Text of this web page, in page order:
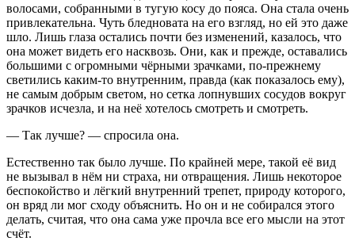
волосами, собранными в тугую косу до пояса. Она стала очень
привлекательна. Чуть бледновата на его взгляд, но ей это даже
шло. Лишь глаза остались почти без изменений, казалось, что
она может видеть его насквозь. Они, как и прежде, оставались
большими с огромными чёрными зрачками, по-прежнему
светились каким-то внутренним, правда (как показалось ему),
не самым добрым светом, но сетка лопнувших сосудов вокруг
зрачков исчезла, и на неё хотелось смотреть и смотреть.
— Так лучше? — спросила она.
Естественно так было лучше. По крайней мере, такой её вид
не вызывал в нём ни страха, ни отвращения. Лишь некоторое
беспокойство и лёгкий внутренний трепет, природу которого,
он вряд ли мог сходу объяснить. Но он и не собирался этого
делать, считая, что она сама уже прочла все его мысли на этот
счёт.